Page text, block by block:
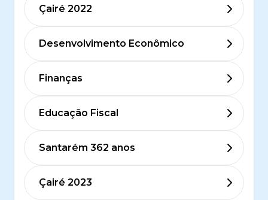
Çairé 2022
Desenvolvimento Econômico
Finanças
Educação Fiscal
Santarém 362 anos
Çairé 2023